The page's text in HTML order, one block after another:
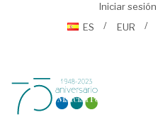
Iniciar sesión
ES
EUR